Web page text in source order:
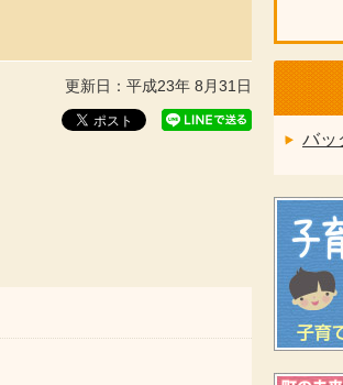
更新日：平成23年 8月31日
バッ